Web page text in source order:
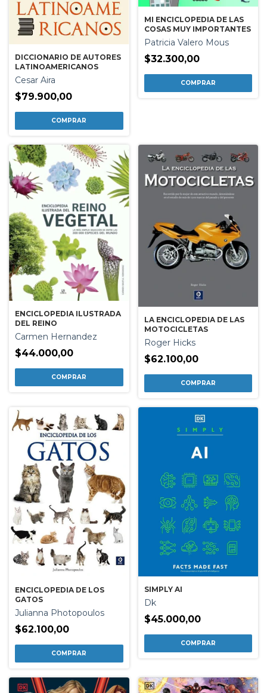
DICCIONARIO DE AUTORES
LATINOAMERICANOS
Cesar Aira
$79.900,00
MI ENCICLOPEDIA DE LAS
COSAS MUY IMPORTANTES
Patricia Valero Mous
$32.300,00
ENCICLOPEDIA ILUSTRADA
DEL REINO
Carmen Hernandez
$44.000,00
LA ENCICLOPEDIA DE LAS
MOTOCICLETAS
Roger Hicks
$62.100,00
ENCICLOPEDIA DE LOS
GATOS
Julianna Photopoulos
$62.100,00
SIMPLY AI
Dk
$45.000,00